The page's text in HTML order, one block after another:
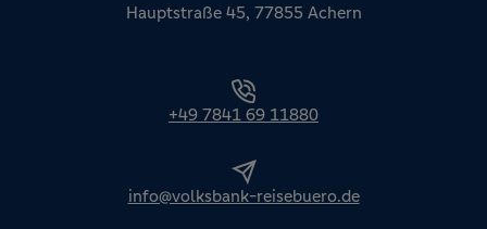
Hauptstraße 45, 77855 Achern
+49 7841 69 11880
info@volksbank-reisebuero.de